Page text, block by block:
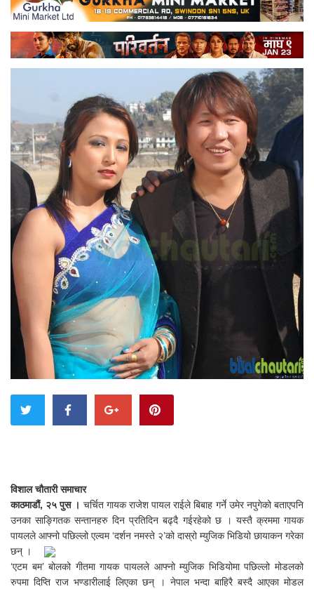
विशाल चौतारी समाचार
काठमाडौं, २५ पुस । चर्चित गायक राजेश पायल राईले बिबाह गर्ने उमेर नपुगेको बताएपनि
उनका साङ्गितक सन्तानहरु दिन प्रतिदिन बढ्दै गईरहेको छ । यस्तै क्रममा गायक
पायलले आफ्नो पछिल्लो एल्वम ‘दर्शन नमस्ते २’को दास्रो म्युजिक भिडियो छायाकन गरेका
छन् ।
‘एटम बम’ बोलको गीतमा गायक पायलले आफ्नो म्युजिक भिडियोमा पछिल्लो मोडलको
रुपमा दिप्ति राज भण्डारीलाई लिएका छन् । नेपाल भन्दा बाहिरै बस्दै आएका मोडल